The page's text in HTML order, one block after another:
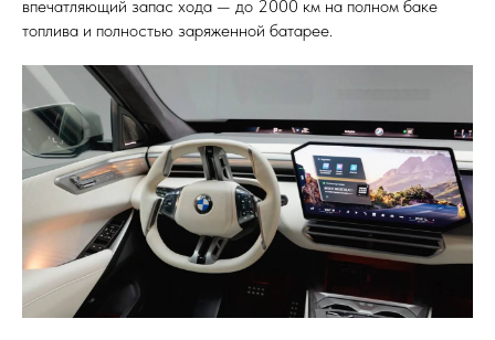
впечатляющий запас хода — до 2000 км на полном баке
топлива и полностью заряженной батарее.